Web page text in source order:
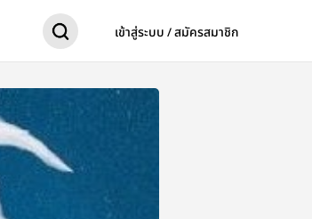
เข้าสู่ระบบ / สมัครสมาชิก